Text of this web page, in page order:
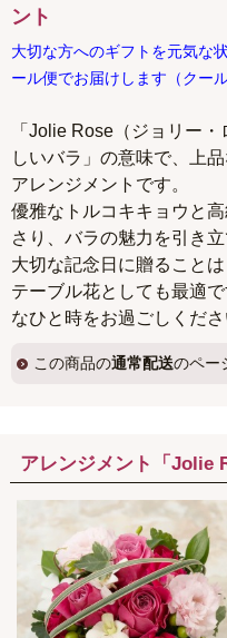
ント
大切な方へのギフトを元気な
ール便でお届けします（クー
「Jolie Rose（ジョリー
しいバラ」の意味で、上
アレンジメントです。
優雅なトルコキキョウと
さり、バラの魅力を引き立
大切な記念日に贈ること
テーブル花としても最適
なひと時をお過ごしくださ
この商品の通常配送のペー
アレンジメント「Jolie